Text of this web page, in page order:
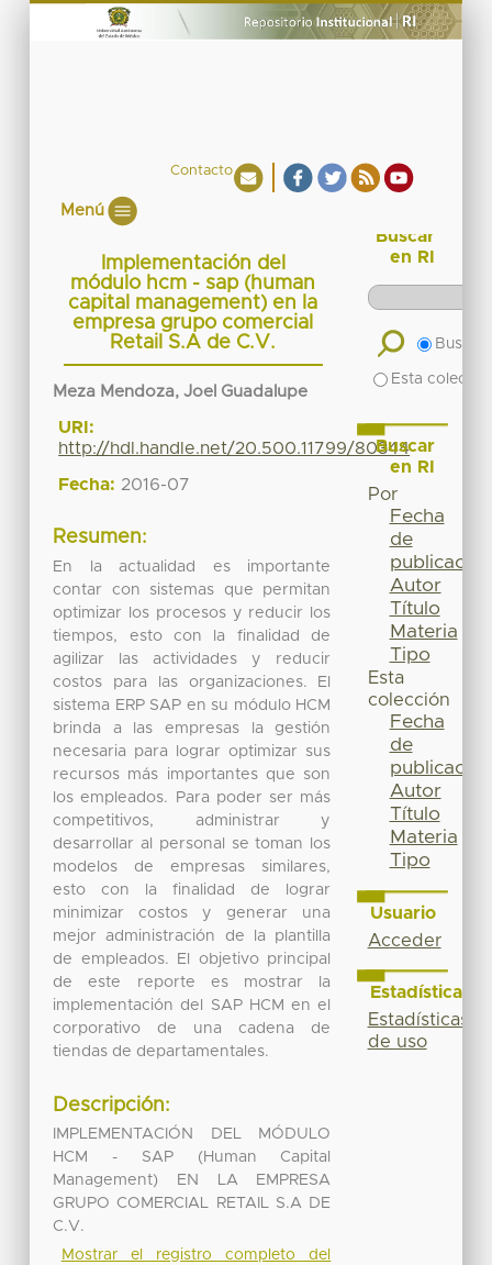
Contacto
Menú
Implementación del
módulo hcm - sap (human
capital management) en la
empresa grupo comercial
Retail S.A de C.V.
Meza Mendoza, Joel Guadalupe
URI:
http://hdl.handle.net/20.500.11799/80344
Fecha: 2016-07
Resumen:
En la actualidad es importante
contar con sistemas que permitan
optimizar los procesos y reducir los
tiempos, esto con la finalidad de
agilizar las actividades y reducir
costos para las organizaciones. El
sistema ERP SAP en su módulo HCM
brinda a las empresas la gestión
necesaria para lograr optimizar sus
recursos más importantes que son
los empleados. Para poder ser más
competitivos, administrar y
desarrollar al personal se toman los
modelos de empresas similares,
esto con la finalidad de lograr
minimizar costos y generar una
mejor administración de la plantilla
de empleados. El objetivo principal
de este reporte es mostrar la
implementación del SAP HCM en el
corporativo de una cadena de
tiendas de departamentales.
Descripción:
IMPLEMENTACIÓN DEL MÓDULO
HCM - SAP (Human Capital
Management) EN LA EMPRESA
GRUPO COMERCIAL RETAIL S.A DE
C.V.
Mostrar el registro completo del
Buscar
en RI
Buscar
Esta
Buscar
en RI
Por
Fecha
de
publicación
Autor
Título
Materia
Tipo
Esta
colección
Fecha
de
publicación
Autor
Título
Materia
Tipo
Usuario
Acceder
Estadísticas
Estadísticas
de uso